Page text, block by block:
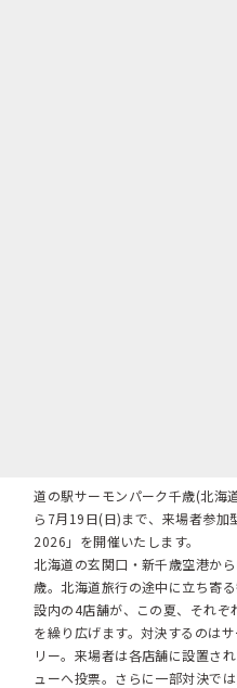
道の駅サーモンパーク千歳(北海
ら7月19日(日)まで、来場者参加
2026」を開催いたします。
北海道の玄関口・新千歳空港か
歳。北海道旅行の途中に立ち寄
設内の4店舗が、この夏、それぞ
を繰り広げます。対決するのは
リー。来場者は各店舗に設置さ
ューへ投票。さらに一部対決で